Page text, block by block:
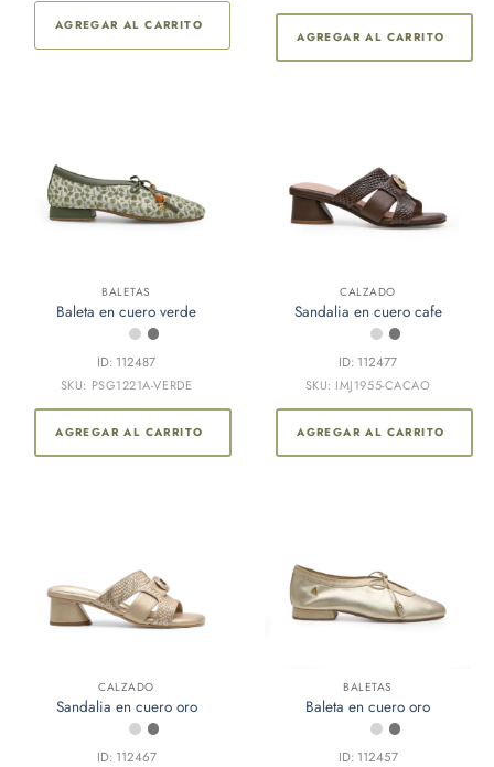
AGREGAR AL CARRITO
AGREGAR AL CARRITO
BALETAS
Baleta en cuero verde
ID: 112487
SKU: PSG1221A-VERDE
AGREGAR AL CARRITO
CALZADO
Sandalia en cuero cafe
ID: 112477
SKU: IMJ1955-CACAO
AGREGAR AL CARRITO
CALZADO
Sandalia en cuero oro
ID: 112467
BALETAS
Baleta en cuero oro
ID: 112457